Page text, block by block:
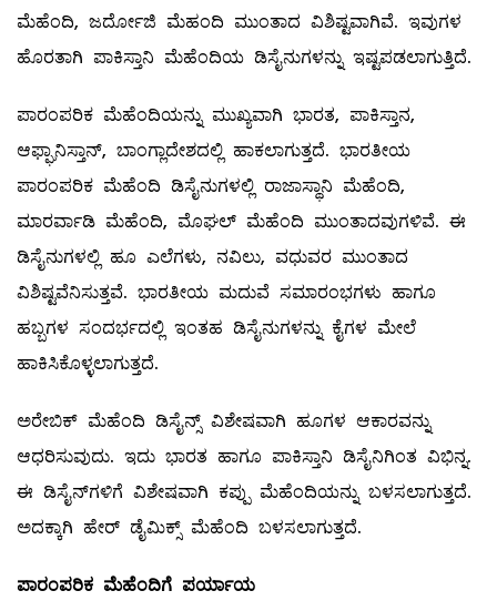
ಮೆಹೆಂದಿ, ಜರ್ದೋಜಿ ಮೆಹಂದಿ ಮುಂತಾದ ವಿಶಿಷ್ಟವಾಗಿವೆ. ಇವುಗಳ
ಹೊರತಾಗಿ ಪಾಕಿಸ್ತಾನಿ ಮೆಹೆಂದಿಯ ಡಿಸೈನುಗಳನ್ನು ಇಷ್ಟಪಡಲಾಗುತ್ತಿದೆ.
ಪಾರಂಪರಿಕ ಮೆಹೆಂದಿಯನ್ನು ಮುಖ್ಯವಾಗಿ ಭಾರತ, ಪಾಕಿಸ್ತಾನ,
ಆಫ್ಘಾನಿಸ್ತಾನ್‌, ಬಾಂಗ್ಲಾದೇಶದಲ್ಲಿ ಹಾಕಲಾಗುತ್ತದೆ. ಭಾರತೀಯ
ಪಾರಂಪರಿಕ ಮೆಹೆಂದಿ ಡಿಸೈನುಗಳಲ್ಲಿ ರಾಜಾಸ್ಥಾನಿ ಮೆಹೆಂದಿ,
ಮಾರರ್ವಾಡಿ ಮೆಹೆಂದಿ, ಮೊಘಲ್ ಮೆಹೆಂದಿ ಮುಂತಾದವುಗಳಿವೆ. ಈ
ಡಿಸೈನುಗಳಲ್ಲಿ ಹೂ ಎಲೆಗಳು, ನವಿಲು, ವಧುವರ ಮುಂತಾದ
ವಿಶಿಷ್ಟವೆನಿಸುತ್ತವೆ. ಭಾರತೀಯ ಮದುವೆ ಸಮಾರಂಭಗಳು ಹಾಗೂ
ಹಬ್ಬಗಳ ಸಂದರ್ಭದಲ್ಲಿ ಇಂತಹ ಡಿಸೈನುಗಳನ್ನು ಕೈಗಳ ಮೇಲೆ
ಹಾಕಿಸಿಕೊಳ್ಳಲಾಗುತ್ತದೆ.
ಅರೇಬಿಕ್‌ ಮೆಹೆಂದಿ ಡಿಸೈನ್ಸ್ ವಿಶೇಷವಾಗಿ ಹೂಗಳ ಆಕಾರವನ್ನು
ಆಧರಿಸುವುದು. ಇದು ಭಾರತ ಹಾಗೂ ಪಾಕಿಸ್ತಾನಿ ಡಿಸೈನಿಗಿಂತ ವಿಭಿನ್ನ.
ಈ ಡಿಸೈನ್‌ಗಳಿಗೆ ವಿಶೇಷವಾಗಿ ಕಪ್ಪು ಮೆಹೆಂದಿಯನ್ನು ಬಳಸಲಾಗುತ್ತದೆ.
ಅದಕ್ಕಾಗಿ ಹೇರ್‌ ಡೈಮಿಕ್ಸ್ ಮೆಹೆಂದಿ ಬಳಸಲಾಗುತ್ತದೆ.
ಪಾರಂಪರಿಕ ಮೆಹೆಂದಿಗೆ ಪರ್ಯಾಯ